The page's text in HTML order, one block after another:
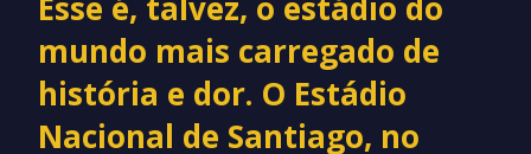
Esse é, talvez, o estádio do
mundo mais carregado de
história e dor. O Estádio
Nacional de Santiago, no